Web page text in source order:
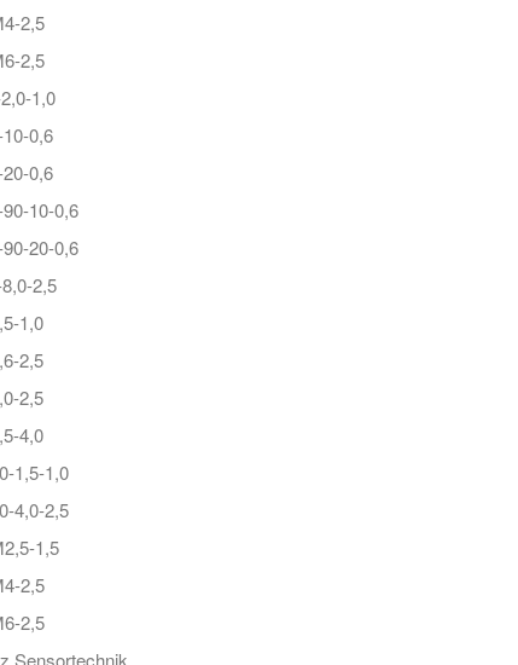
2,5
2,5
1,0
0,6
0,6
10-0,6
20-0,6
2,5
1,0
2,5
2,5
4,0
1,5-1,0
4,0-2,5
1,5
2,5
2,5
Sensortechnik